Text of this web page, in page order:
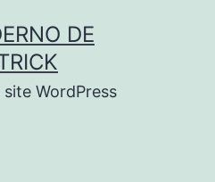
DE
site WordPress